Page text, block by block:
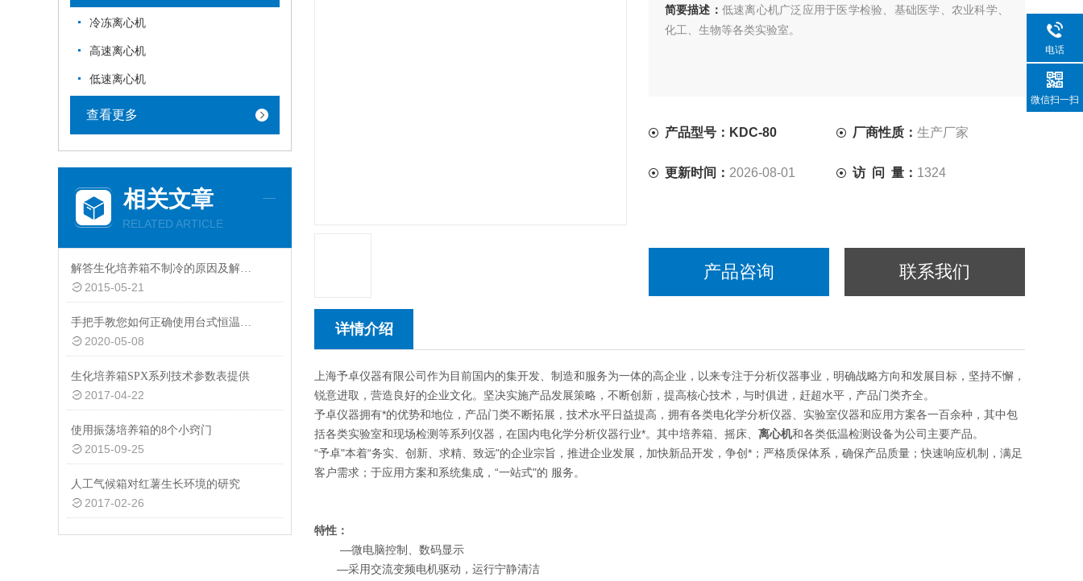
冷冻离心机
高速离心机
低速离心机
查看更多
相关文章
RELATED ARTICLE
解答生化培养箱不制冷的原因及解决办法
2015-05-21
手把手教您如何正确使用台式恒温摇床
2020-05-08
生化培养箱SPX系列技术参数表提供
2017-04-22
使用振荡培养箱的8个小窍门
2015-09-25
人工气候箱对红薯生长环境的研究
2017-02-26
简要描述： 低速离心机广泛应用于医学检验、基础医学、农业科学、
化工、生物等各类实验室。
产品型号：KDC-80 厂商性质：生产厂家
更新时间： 2026-08-01 访 问 量： 1324
产品咨询 联系我们
详情介绍
上海予卓仪器有限公司作为目前国内的集开发、制造和服务为一体的高企业，以来专注于分析仪器事业，明确战略方向和发展目标，坚持不懈，
锐意进取，营造良好的企业文化。坚决实施产品发展策略，不断创新，提高核心技术，与时俱进，赶超水平，产品门类齐全。
予卓仪器拥有*的优势和地位，产品门类不断拓展，技术水平日益提高，拥有各类电化学分析仪器、实验室仪器和应用方案各一百余种，其中包
括各类实验室和现场检测等系列仪器，在国内电化学分析仪器行业*。其中培养箱、摇床、 离心机和各类低温检测设备为公司主要产品。
“予卓"本着“务实、创新、求精、致远"的企业宗旨，推进企业发展，加快新品开发，争创*；严格质保体系，确保产品质量；快速响应机制，满足
客户需求；于应用方案和系统集成，“一站式"的 服务。
特性：
—微电脑控制、数码显示
—采用交流变频电机驱动，运行宁静清洁
电话
微信扫一扫